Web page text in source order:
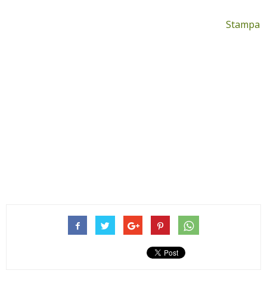
Stampa